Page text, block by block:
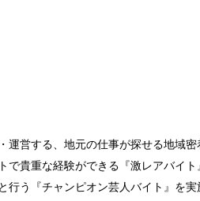
運営する、地元の仕事が探せる地域
で貴重な経験ができる『激レアバイ
行う『チャンピオン芸人バイト』を